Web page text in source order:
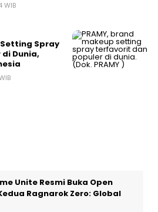
WIB
Setting Spray
Dunia,
Unite Resmi Buka Open
Ragnarok Zero: Global